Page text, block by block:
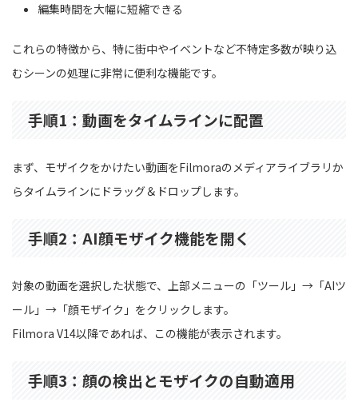
編集時間を大幅に短縮できる
これらの特徴から、特に街中やイベントなど不特定多数が映り込
むシーンの処理に非常に便利な機能です。
手順1：動画をタイムラインに配置
まず、モザイクをかけたい動画をFilmoraのメディアライブラリか
らタイムラインにドラッグ＆ドロップします。
手順2：AI顔モザイク機能を開く
対象の動画を選択した状態で、上部メニューの「ツール」→「AIツ
ール」→「顔モザイク」をクリックします。
Filmora V14以降であれば、この機能が表示されます。
手順3：顔の検出とモザイクの自動適用